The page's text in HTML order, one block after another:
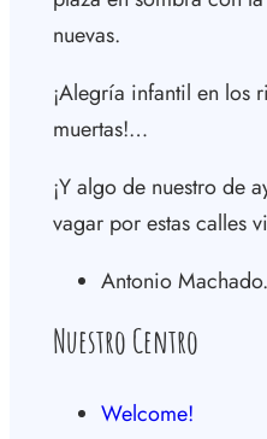
nuevas.
¡Alegría infantil en los
muertas!…
¡Y algo de nuestro de
vagar por estas calles
Antonio Machado.
Nuestro Centro
Welcome!